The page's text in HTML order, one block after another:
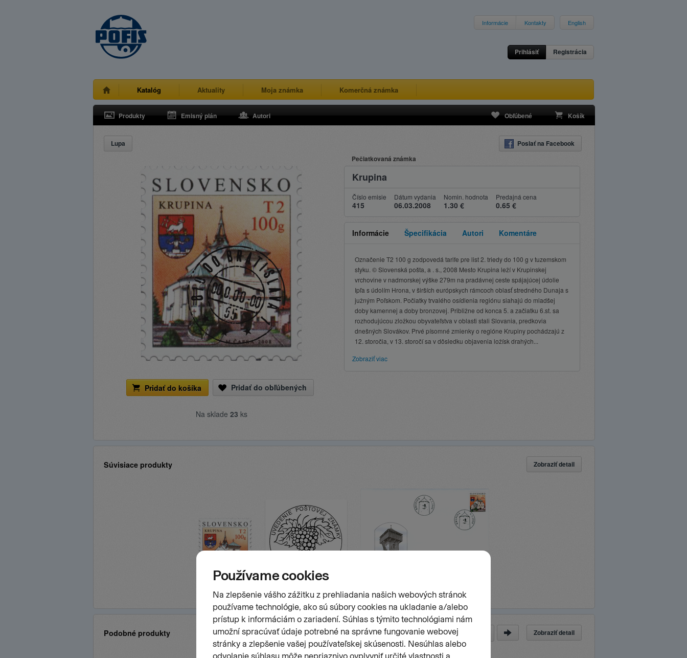
Informácie Kontakty English
Prihlásiť Registrácia
Katalóg Aktuality Moja známka Komerčná známka
Produkty Emisný plán Autori Obľúbené Košík
Lupa Poslať na Facebook
Pridať do košíka Pridať do obľúbených
Na sklade 23 ks
Pečiatkovaná známka
Krupina
Číslo emisie
415
Dátum vydania
06.03.2008
Nomin. hodnota
1.30 €
Predajná cena
0.65 €
Informácie Špecifikácia Autori Komentáre
Označenie T2 100 g zodpovedá tarife pre list 2. triedy do 100 g v tuzemskom
styku. © Slovenská pošta, a . s., 2008 Mesto Krupina leží v Krupinskej
vrchovine v nadmorskej výške 279m na pradávnej ceste spájajúcej údolie
Ipľa s údolím Hrona, v širších európskych rámcoch oblasť stredného Dunaja s
južným Poľskom. Počiatky trvalého osídlenia regiónu siahajú do mladšej
doby kamennej a doby bronzovej. Približne od konca 5. a začiatku 6.st. sa
rozhodujúcou zložkou obyvateľstva v oblasti stali Slovania, predkovia
dnešných Slovákov. Prvé písomné zmienky o regióne Krupiny pochádzajú z
12. storočia, v 13. storočí sa v dôsledku objavenia ložísk drahých...
Zobraziť viac
Súvisiace produkty Zobraziť detail
Podobné produkty Zobraziť detail
Stránka